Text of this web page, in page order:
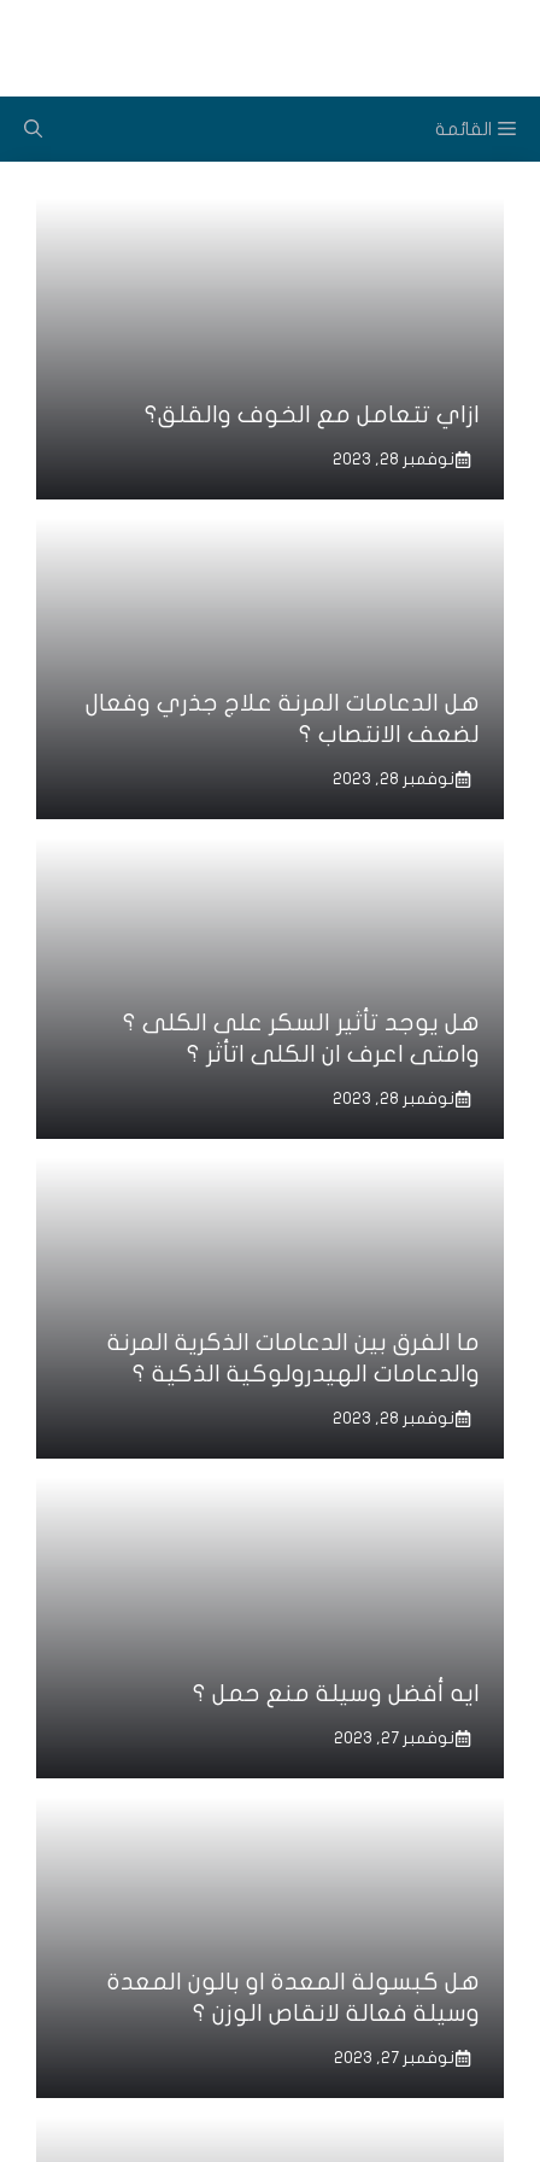
القائمة
ازاي تتعامل مع الخوف والقلق؟
نوفمبر 28, 2023
هل الدعامات المرنة علاج جذري وفعال
لضعف الانتصاب ؟
نوفمبر 28, 2023
هل يوجد تأثير السكر على الكلى ؟
وامتى اعرف ان الكلى اتأثر ؟
نوفمبر 28, 2023
ما الفرق بين الدعامات الذكرية المرنة
والدعامات الهيدرولوكية الذكية ؟
نوفمبر 28, 2023
ايه أفضل وسيلة منع حمل ؟
نوفمبر 27, 2023
هل كبسولة المعدة او بالون المعدة
وسيلة فعالة لانقاص الوزن ؟
نوفمبر 27, 2023